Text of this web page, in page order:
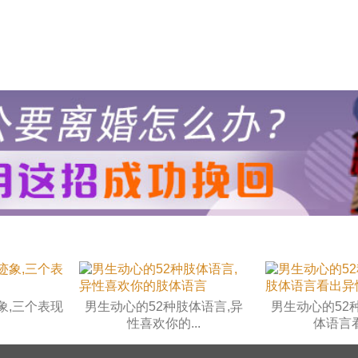
,三个表现
男生动心的52种肢体语言,异
性喜欢你的...
男生动心的52
体语言